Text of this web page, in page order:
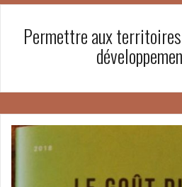
Permettre aux